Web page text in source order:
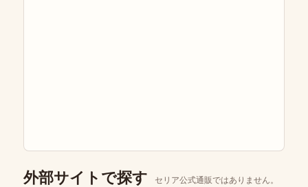
外部サイトで探す セリア公式通販ではありません。